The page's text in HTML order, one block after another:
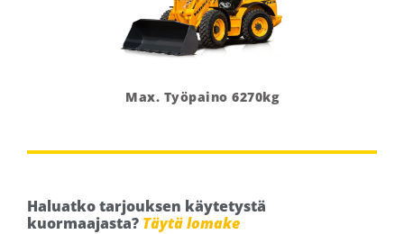
Max. Työpaino 6270kg
Haluatko tarjouksen käytetystä
kuormaajasta? Täytä lomake